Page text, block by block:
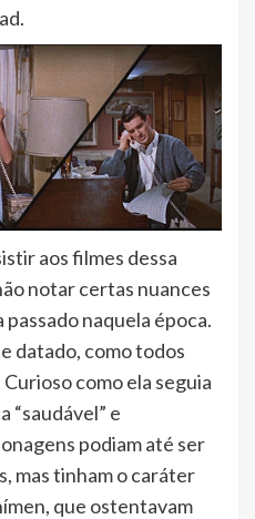
aos filmes dessa
notar certas nuances
passado naquela época.
datado, como todos
como ela seguia
“saudável” e
podiam até ser
mas tinham o caráter
que ostentavam